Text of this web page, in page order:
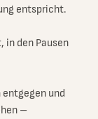
entspricht.
in den Pausen
und
–